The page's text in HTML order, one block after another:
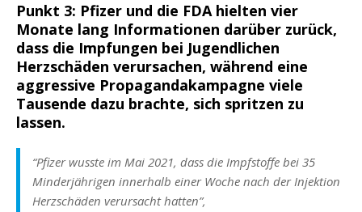
Punkt 3: Pfizer und die FDA hielten vier
Monate lang Informationen darüber zurück,
dass die Impfungen bei Jugendlichen
Herzschäden verursachen, während eine
aggressive Propagandakampagne viele
Tausende dazu brachte, sich spritzen zu
lassen.
“Pfizer wusste im Mai 2021, dass die Impfstoffe bei 35
Minderjährigen innerhalb einer Woche nach der Injektion
Herzschäden verursacht hatten”,